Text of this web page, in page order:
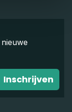
Inschrijven